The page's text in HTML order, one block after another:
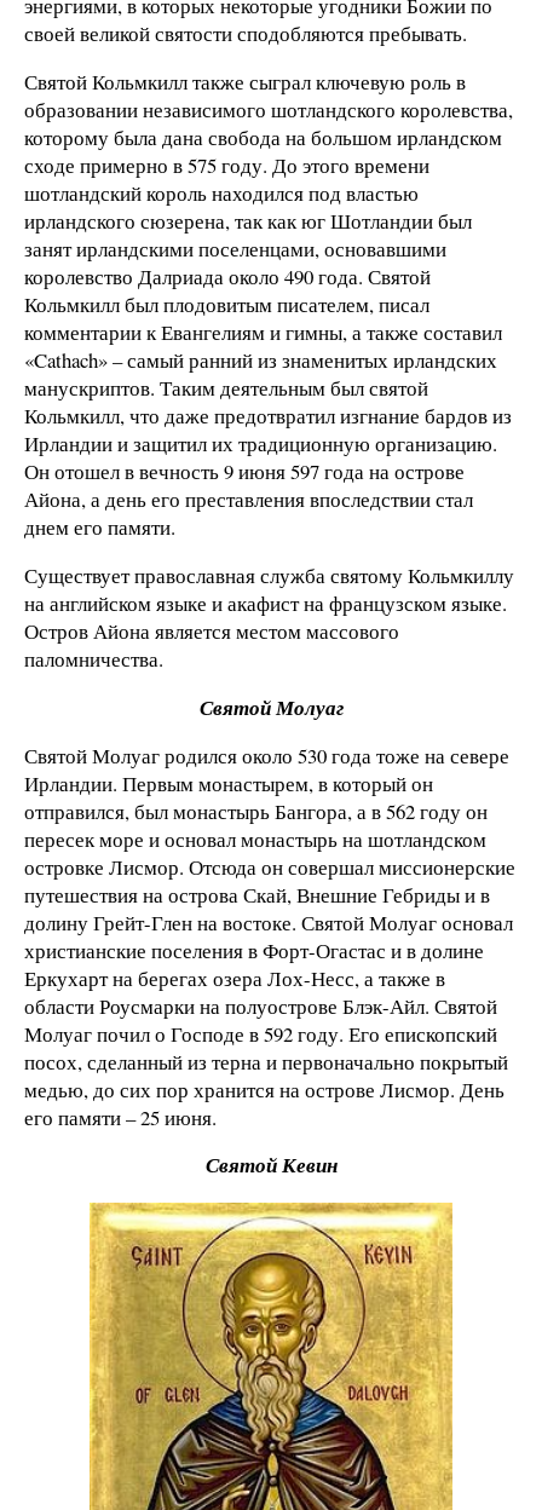
энергиями, в которых некоторые угодники Божии по
своей великой святости сподобляются пребывать.
Святой Кольмкилл также сыграл ключевую роль в
образовании независимого шотландского королевства,
которому была дана свобода на большом ирландском
сходе примерно в 575 году. До этого времени
шотландский король находился под властью
ирландского сюзерена, так как юг Шотландии был
занят ирландскими поселенцами, основавшими
королевство Далриада около 490 года. Святой
Кольмкилл был плодовитым писателем, писал
комментарии к Евангелиям и гимны, а также составил
«Cathach» – самый ранний из знаменитых ирландских
манускриптов. Таким деятельным был святой
Кольмкилл, что даже предотвратил изгнание бардов из
Ирландии и защитил их традиционную организацию.
Он отошел в вечность 9 июня 597 года на острове
Айона, а день его преставления впоследствии стал
днем его памяти.
Существует православная служба святому Кольмкиллу
на английском языке и акафист на французском языке.
Остров Айона является местом массового
паломничества.
Святой Молуаг
Святой Молуаг родился около 530 года тоже на севере
Ирландии. Первым монастырем, в который он
отправился, был монастырь Бангора, а в 562 году он
пересек море и основал монастырь на шотландском
островке Лисмор. Отсюда он совершал миссионерские
путешествия на острова Скай, Внешние Гебриды и в
долину Грейт-Глен на востоке. Святой Молуаг основал
христианские поселения в Форт-Огастас и в долине
Еркухарт на берегах озера Лох-Несс, а также в
области Роусмарки на полуострове Блэк-Айл. Святой
Молуаг почил о Господе в 592 году. Его епископский
посох, сделанный из терна и первоначально покрытый
медью, до сих пор хранится на острове Лисмор. День
его памяти – 25 июня.
Святой Кевин